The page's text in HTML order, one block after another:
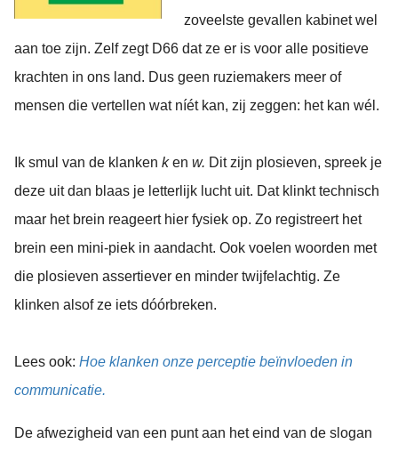
zoveelste gevallen kabinet wel
aan toe zijn. Zelf zegt D66 dat ze er is voor alle positieve
krachten in ons land. Dus geen ruziemakers meer of
mensen die vertellen wat níét kan, zij zeggen: het kan wél.
Ik smul van de klanken ken w. Dit zijn plosieven, spreek je
deze uit dan blaas je letterlijk lucht uit. Dat klinkt technisch
maar het brein reageert hier fysiek op. Zo registreert het
brein een mini-piek in aandacht. Ook voelen woorden met
die plosieven assertiever en minder twijfelachtig. Ze
klinken alsof ze iets dóórbreken.
Lees ook: Hoe klanken onze perceptie beïnvloeden in
communicatie.
De afwezigheid van een punt aan het eind van de slogan